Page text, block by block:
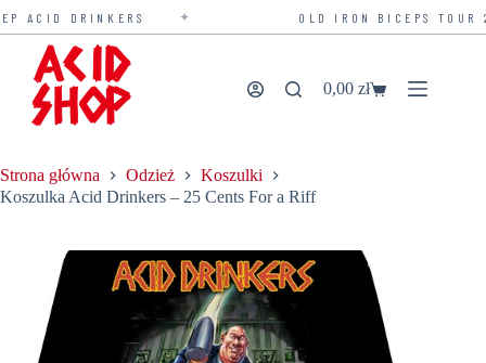
DRINKERS OLD IRON BICEPS TOUR
Przejdź
treści
Koszyk
0,00zł
Strona główna Odzież
Koszulki
Koszulka Acid Drinkers – 25 Cents For a Riff